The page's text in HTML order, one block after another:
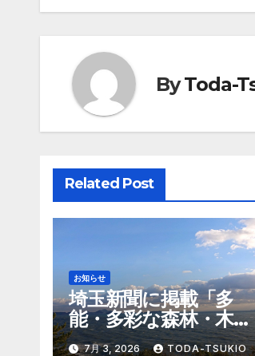
ナ
ビ
ゲ
ー
ョ
ン
ByToda-
Related Post
お知らせ
埼玉新聞に掲載「多
能・多彩な森林・木
材」
7月 3, 2026 TODA-TSUKIO